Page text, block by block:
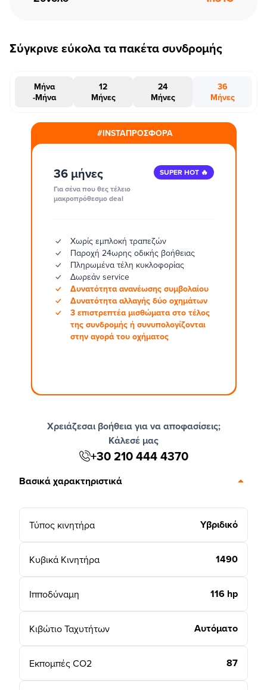
Σύγκρινε εύκολα τα πακέτα συνδρομής
Μήνα
-Μήνα
12
Μήνες
24
Μήνες
36
Μήνες
#INSTAΠΡΟΣΦΟΡΑ
36 μήνες
Για σένα που θες τέλειο
μακροπρόθεσμο deal
SUPER HOT 🔥
Χωρίς εμπλοκή τραπεζών
Παροχή 24ωρης οδικής βοήθειας
Πληρωμένα τέλη κυκλοφορίας
Δωρεάν service
Δυνατότητα ανανέωσης συμβολαίου
Δυνατότητα αλλαγής δύο οχημάτων
3 επιστρεπτέα μισθώματα στο τέλος
της συνδρομής ή συνυπολογίζονται
στην αγορά του οχήματος
Χρειάζεσαι βοήθεια για να αποφασίσεις;
Κάλεσέ μας
+30 210 444 4370
Βασικά χαρακτηριστικά
Τύπος κινητήρα Υβριδικό
Κυβικά Κινητήρα 1490
Ιπποδύναμη 116 hp
Κιβώτιο Ταχυτήτων Αυτόματο
Εκπομπές CO2 87